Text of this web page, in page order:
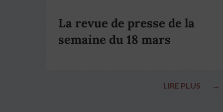
La revue de presse de la
semaine du 18 mars
LIRE PLUS →